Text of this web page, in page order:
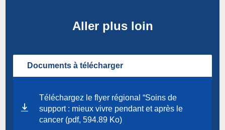
Aller plus loin
Documents à télécharger
Téléchargez le flyer régional “Soins de
support : mieux vivre pendant et après le
cancer (pdf, 594.89 Ko)